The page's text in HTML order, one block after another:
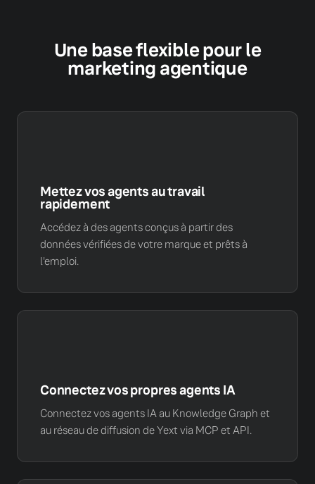
Une base flexible pour le
marketing agentique
Mettez vos agents au travail
rapidement
Accédez à des agents conçus à partir des
données vérifiées de votre marque et prêts à
l'emploi.
Connectez vos propres agents IA
Connectez vos agents IA au Knowledge Graph et
au réseau de diffusion de Yext via MCP et API.